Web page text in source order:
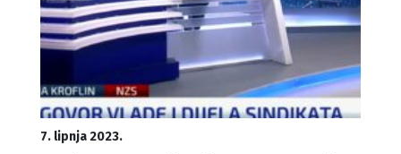
7. lipnja 2023.